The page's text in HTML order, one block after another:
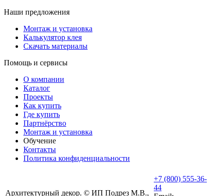
Наши предложения
Монтаж и установка
Калькулятор клея
Скачать материалы
Помощь и сервисы
О компании
Каталог
Проекты
Как купить
Где купить
Партнёрство
Монтаж и установка
Обучение
Контакты
Политика конфиденциальности
Архитектурный декор. © ИП Подрез М.В.,
+7 (800) 555-36-
44